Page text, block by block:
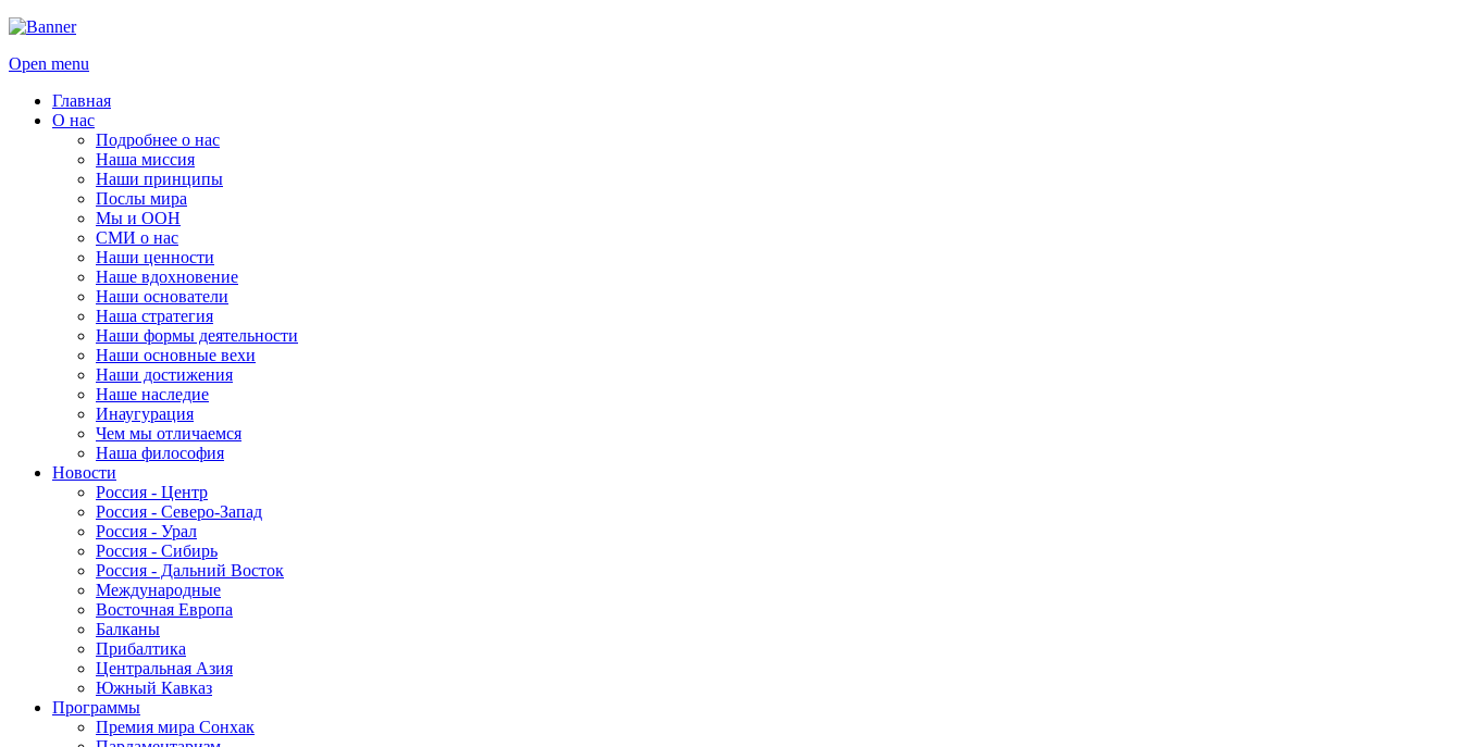
Open menu
Главная
О нас
Подробнее о нас
Наша миссия
Наши принципы
Послы мира
Мы и ООН
СМИ о нас
Наши ценности
Наше вдохновение
Наши основатели
Наша стратегия
Наши формы деятельности
Наши основные вехи
Наши достижения
Наше наследие
Инаугурация
Чем мы отличаемся
Наша философия
Новости
Россия - Центр
Россия - Северо-Запад
Россия - Урал
Россия - Сибирь
Россия - Дальний Восток
Международные
Восточная Европа
Балканы
Прибалтика
Центральная Азия
Южный Кавказ
Программы
Премия мира Сонхак